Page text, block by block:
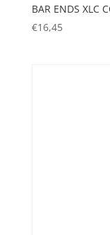
BAR ENDS XLC
€16,45